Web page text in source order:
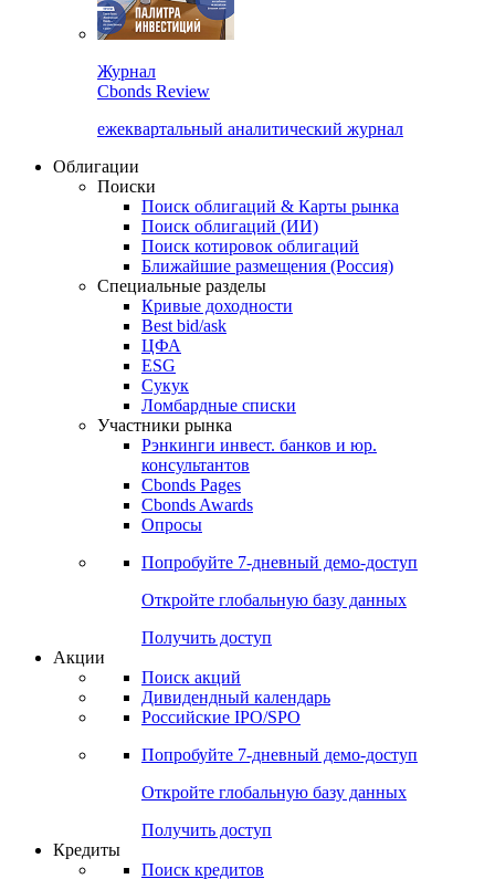
Cbonds Review
ежеквартальный аналитический журнал
Облигации
Поиски
Поиск облигаций & Карты рынка
Поиск облигаций (ИИ)
Поиск котировок облигаций
Ближайшие размещения (Россия)
Специальные разделы
Кривые доходности
Best bid/ask
ЦФА
ESG
Сукук
Ломбардные списки
Участники рынка
Рэнкинги инвест. банков и юр.
Cbonds Pages
Опросы
Попробуйте7-дневный
Откройте глобальную базу данных
Получить доступ
Поиск акций
Российские IPO/SPO
Попробуйте7-дневный
Откройте глобальную базу данных